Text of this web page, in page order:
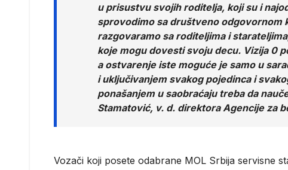
u prisustvu svojih roditelja, koji su i
sprovodimo sa društveno odgovornom
razgovaramo sa roditeljima i
koje mogu dovesti svoju decu. Vizija 0
a ostvarenje iste moguće je samo u
i uključivanjem svakog pojedinca i
ponašanjem u saobraćaju treba da
Stamatović, v. d. direktora Agencije za
Vozači koji posete odabrane MOL Srbija servisne